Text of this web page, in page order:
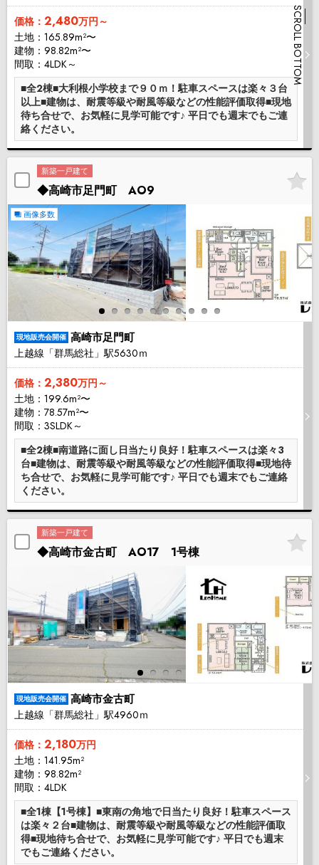
価格： 2,480万円～
土地：165.89m²〜
建物：98.82m²〜
間取：4LDK～
■全2棟■大利根小学校まで９０ｍ！駐車スペースは楽々３台
以上■建物は、耐震等級や耐風等級などの性能評価取得■現地
待ち合せで、お気軽に見学可能です♪ 平日でも週末でもご連
絡ください。
新築一戸建て
◆高崎市足門町 AO9
画像多数
現地販売会開催 高崎市足門町
上越線「群馬総社」駅5630ｍ
価格： 2,380万円～
土地：199.6m²〜
建物：78.57m²〜
間取：3SLDK～
■全2棟■南道路に面し日当たり良好！駐車スペースは楽々3
台■建物は、耐震等級や耐風等級などの性能評価取得■現地待
ち合せで、お気軽に見学可能です♪ 平日でも週末でもご連絡
ください。
新築一戸建て
◆高崎市金古町 AO17 1号棟
現地販売会開催 高崎市金古町
上越線「群馬総社」駅4960ｍ
価格： 2,180万円
土地：141.95m²
建物：98.82m²
間取：4LDK
■全1棟【1号棟】■東南の角地で日当たり良好！駐車スペース
は楽々２台■建物は、耐震等級や耐風等級などの性能評価取
得■現地待ち合せで、お気軽に見学可能です♪ 平日でも週末
でもご連絡ください。
SCROLL BOTTOM